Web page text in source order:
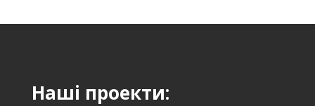
Наші проекти: